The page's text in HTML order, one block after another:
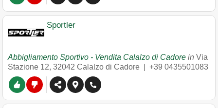
Sportler
Abbigliamento Sportivo - Vendita Calalzo di Cadore in Via
Stazione 12, 32042 Calalzo di Cadore +39 0435501083